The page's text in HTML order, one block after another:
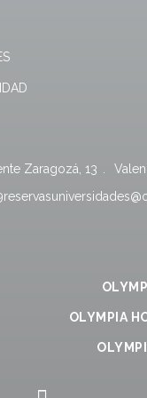
Zaragozá, 13
OLYMPIA